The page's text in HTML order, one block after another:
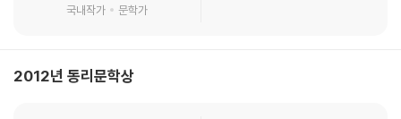
국내작가
문학가
2012년 동리문학상